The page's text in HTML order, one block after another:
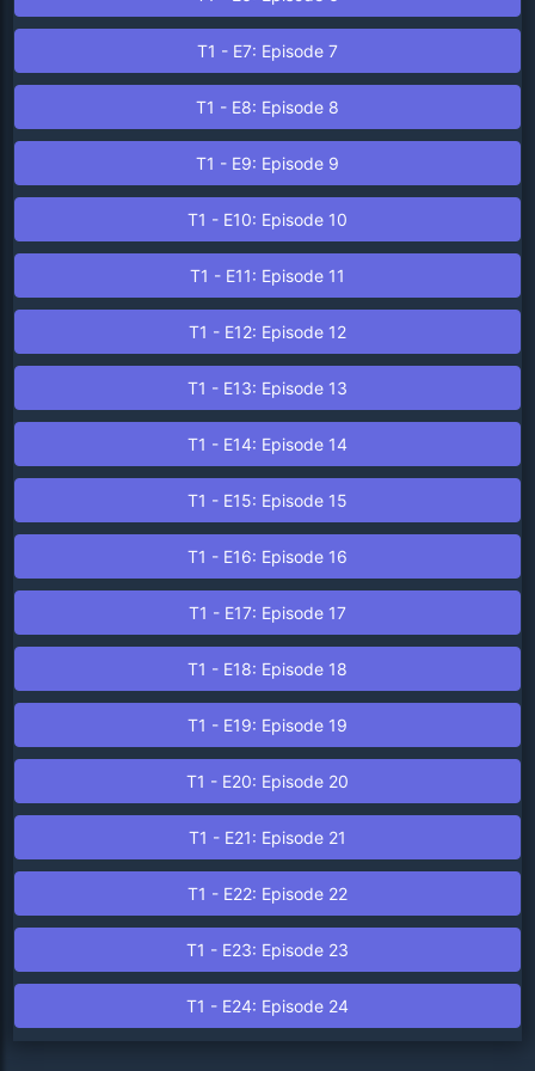
T1 - E7: Episode 7
T1 - E8: Episode 8
T1 - E9: Episode 9
T1 - E10: Episode 10
T1 - E11: Episode 11
T1 - E12: Episode 12
T1 - E13: Episode 13
T1 - E14: Episode 14
T1 - E15: Episode 15
T1 - E16: Episode 16
T1 - E17: Episode 17
T1 - E18: Episode 18
T1 - E19: Episode 19
T1 - E20: Episode 20
T1 - E21: Episode 21
T1 - E22: Episode 22
T1 - E23: Episode 23
T1 - E24: Episode 24